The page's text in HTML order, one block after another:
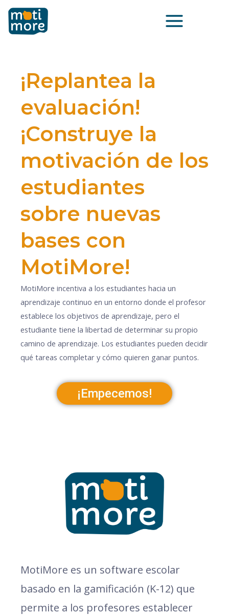
contenido
Menu
¡Replantea la
evaluación!
¡Construye la
motivación de los
estudiantes
sobre nuevas
bases con
MotiMore!
MotiMore incentiva a los estudiantes hacia un
aprendizaje continuo en un entorno donde el profesor
establece los objetivos de aprendizaje, pero el
estudiante tiene la libertad de determinar su propio
camino de aprendizaje. Los estudiantes pueden decidir
qué tareas completar y cómo quieren ganar puntos.
¡Empecemos!
MotiMore es un software escolar
basado en la gamificación (K-12) que
permite a los profesores establecer